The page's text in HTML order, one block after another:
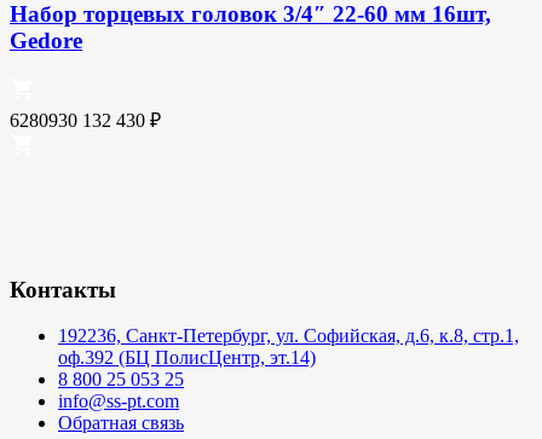
Набор торцевых головок 3/4″ 22-60 мм 16шт,
Gedore
6280930 132 430 ₽
Контакты
192236, Санкт-Петербург, ул. Софийская, д.6, к.8, стр.1,
оф.392 (БЦ ПолисЦентр, эт.14)
8 800 25 053 25
info@ss-pt.com
Обратная связь